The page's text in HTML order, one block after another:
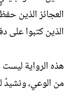
العجائز الذين
الذين كتبوا على
هذه الرواية
من الوعي، ونشيدٌ